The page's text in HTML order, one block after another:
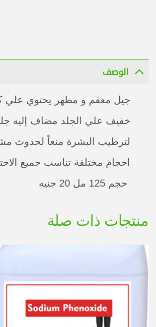
الوصف
جيل معقم و مطهر يحتوي علي كحول
خفيف علي الجلد مضاف إليه
لترطيب البشرة منعاً لحدوث
احجام مختلفة تناسب جميع
حجم 125 مل 20 جنيه
منتجات ذات صلة